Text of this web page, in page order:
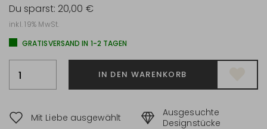
Du sparst: 20,00 €
inkl. 19% MwSt.
GRATISVERSAND IN 1-2 TAGEN
IN DEN WARENKORB
Mit Liebe ausgewählt
Ausgesuchte
Designstücke